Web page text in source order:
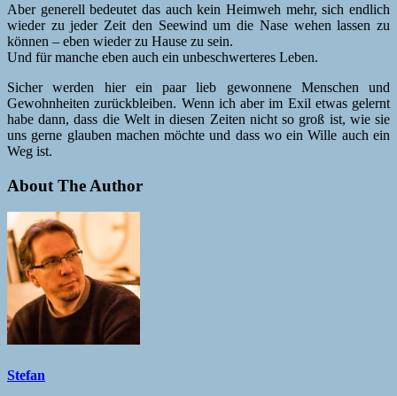
Aber generell bedeutet das auch kein Heimweh mehr, sich endlich
wieder zu jeder Zeit den Seewind um die Nase wehen lassen zu
können – eben wieder zu Hause zu sein.
Und für manche eben auch ein unbeschwerteres Leben.
Sicher werden hier ein paar lieb gewonnene Menschen und
Gewohnheiten zurückbleiben. Wenn ich aber im Exil etwas gelernt
habe dann, dass die Welt in diesen Zeiten nicht so groß ist, wie sie
uns gerne glauben machen möchte und dass wo ein Wille auch ein
Weg ist.
About The Author
Stefan